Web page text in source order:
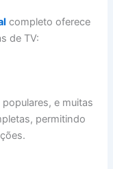
completo oferece
de TV:
e muitas
permitindo